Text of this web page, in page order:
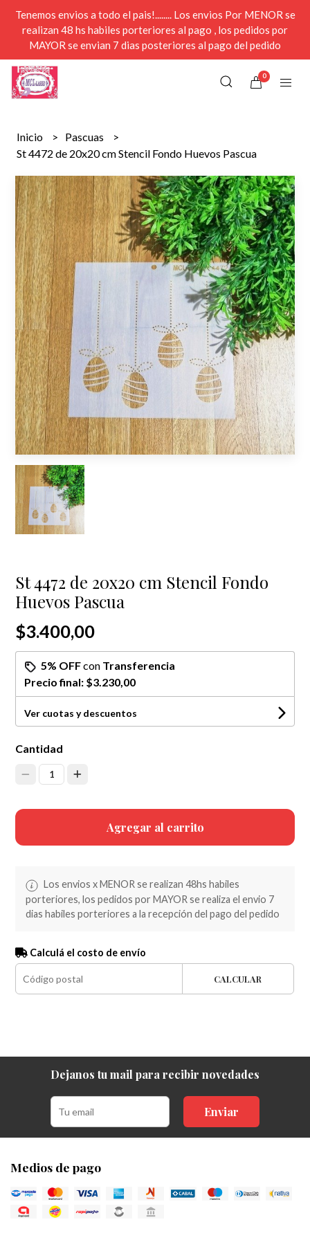
Tenemos envios a todo el pais!........ Los envios Por MENOR se
realizan 48 hs habiles porteriores al pago , los pedidos por
MAYOR se envian 7 dias posteriores al pago del pedido
0
Inicio
Pascuas
St 4472 de 20x20 cm Stencil Fondo Huevos Pascua
St 4472 de 20x20 cm Stencil Fondo
Huevos Pascua
$3.400,00
5% OFFcon Transferencia
Precio final: $3.230,00
Ver cuotas y descuentos
Cantidad
1
Agregar al carrito
Los envios x MENOR se realizan 48hs habiles
porteriores, los pedidos por MAYOR se realiza el envio 7
dias habiles porteriores a la recepción del pago del pedido
Calculá el costo de envío
CALCULAR
Dejanos tu mail para recibir novedades
Enviar
Medios de pago